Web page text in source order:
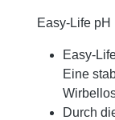
Easy-Life
Easy-
Eine
Durch